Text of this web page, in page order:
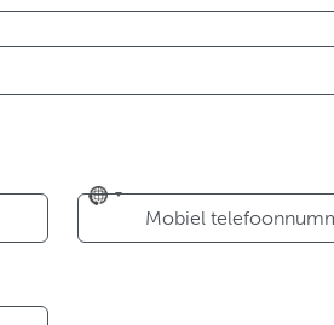
No
countryMobiel